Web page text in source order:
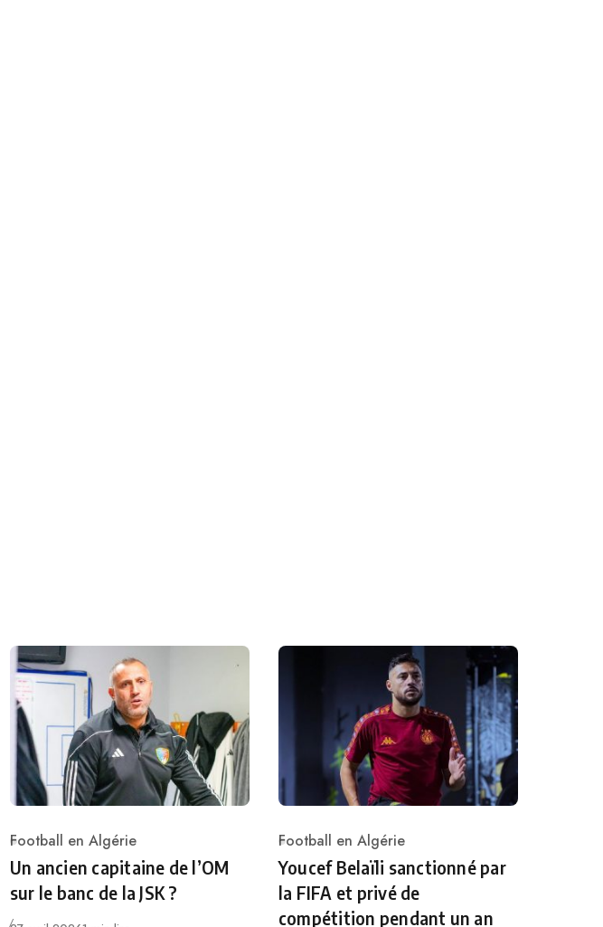
Category
Football en Algérie
Un ancien capitaine de l’OM
sur le banc de la JSK ?
Category
Football en Algérie
Youcef Belaïli sanctionné par
la FIFA et privé de
compétition pendant un an